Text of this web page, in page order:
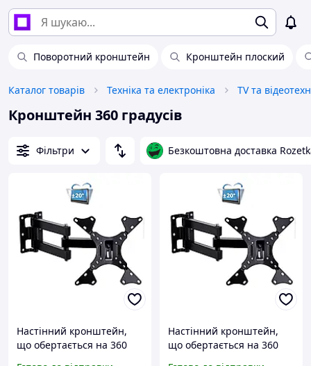
Поворотний кронштейн Кронштейн плоский
Каталог товарів Техніка та електроніка TV та
Кронштейн 360 градусів
Фільтри Безкоштовна доставка
Настінний кронштейн,
що обертається на 360
Настінний кронштейн,
що обертається на 360